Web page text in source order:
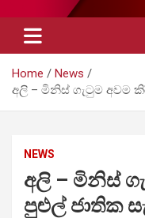
Home
News
අලි – මිනිස් ගැටුම අවම
NEWS
අලි – මිනිස්
පුළුල් ජාතික